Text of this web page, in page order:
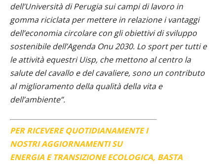
dell’Università di Perugia sui campi di lavoro in
gomma riciclata per mettere in relazione i vantaggi
dell’economia circolare con gli obiettivi di sviluppo
sostenibile dell’Agenda Onu 2030. Lo sport per tutti e
le attività equestri Uisp, che mettono al centro la
salute del cavallo e del cavaliere, sono un contributo
al miglioramento della qualità della vita e
dell’ambiente”.
PER RICEVERE QUOTIDIANAMENTE I
NOSTRI AGGIORNAMENTI SU
ENERGIA E TRANSIZIONE ECOLOGICA, BASTA